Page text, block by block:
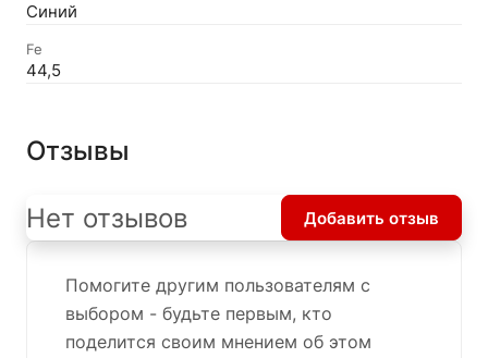
Синий
Fe
44,5
Отзывы
Помогите другим пользователям с
выбором - будьте первым, кто
поделится своим мнением об этом
Нет отзывов Добавить отзыв